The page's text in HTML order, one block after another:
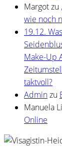
Margotzu
wie noch
19.12.
Make-Up
taktvoll?
Adminzu
Manuela
Online